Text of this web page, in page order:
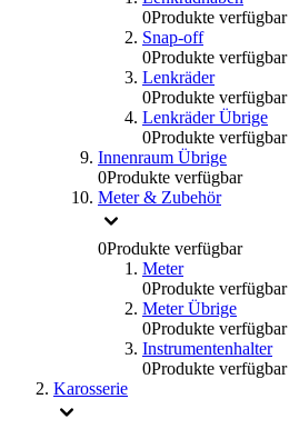
0Produkte verfügbar
Snap-off
0Produkte verfügbar
Lenkräder
0Produkte verfügbar
Lenkräder Übrige
0Produkte verfügbar
Innenraum Übrige
0Produkte verfügbar
Meter & Zubehör
0Produkte verfügbar
Meter
0Produkte verfügbar
Meter Übrige
0Produkte verfügbar
Instrumentenhalter
0Produkte verfügbar
Karosserie